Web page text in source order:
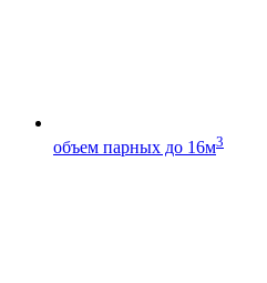
объем парных до 16м3